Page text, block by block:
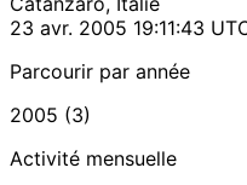
23 avr. 2005 19:11:43
Parcourir par année
2005 (3)
Activité mensuelle